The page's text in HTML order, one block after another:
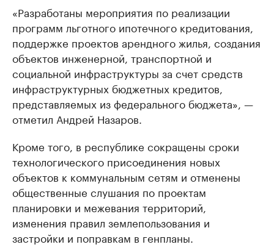
«Разработаны мероприятия по реализации
программ льготного ипотечного кредитования,
поддержке проектов арендного жилья, создания
объектов инженерной, транспортной и
социальной инфраструктуры за счет средств
инфраструктурных бюджетных кредитов,
представляемых из федерального бюджета», —
отметил Андрей Назаров.
Кроме того, в республике сокращены сроки
технологического присоединения новых
объектов к коммунальным сетям и отменены
общественные слушания по проектам
планировки и межевания территорий,
изменения правил землепользования и
застройки и поправкам в генпланы.